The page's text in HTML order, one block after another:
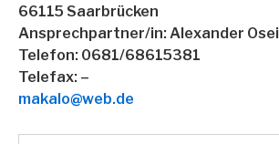
66115 Saarbrücken
Ansprechpartner/in: Alexander Osei
Telefon: 0681/68615381
Telefax: –
makalo@web.de